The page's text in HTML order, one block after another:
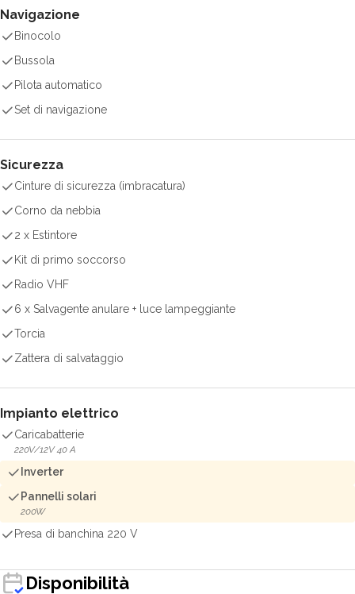
Navigazione
Binocolo
Bussola
Pilota automatico
Set di navigazione
Sicurezza
Cinture di sicurezza (imbracatura)
Corno da nebbia
2 x Estintore
Kit di primo soccorso
Radio VHF
6 x Salvagente anulare + luce lampeggiante
Torcia
Zattera di salvataggio
Impianto elettrico
Caricabatterie
220V/12V 40 A
Inverter
Pannelli solari
200W
Presa di banchina 220 V
Disponibilità